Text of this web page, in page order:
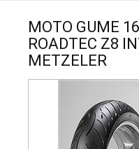
MOTO GUME
ROADTEC Z8
METZELER